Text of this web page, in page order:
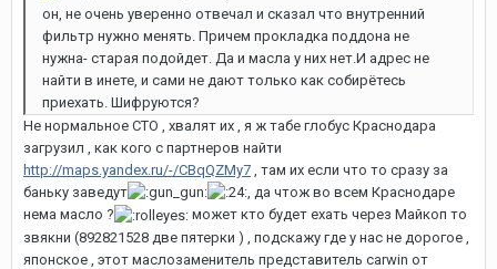
он, не очень уверенно отвечал и сказал что внутренний
фильтр нужно менять. Причем прокладка поддона не
нужна- старая подойдет. Да и масла у них нет.И адрес не
найти в инете, и сами не дают только как собирётесь
приехать. Шифруются?
Не нормальное СТО , хвалят их , я ж табе глобус Краснодара
загрузил , как кого с партнеров найти
http://maps.yandex.ru/-/CBqQZMy7 , там их если что то сразу за
баньку заведут
, да чтож во всем Краснодаре
нема масло ?
может кто будет ехать через Майкоп то
звякни (892821528 две пятерки ) , подскажу где у нас не дорогое ,
японское , этот маслозаменитель представитель carwin от